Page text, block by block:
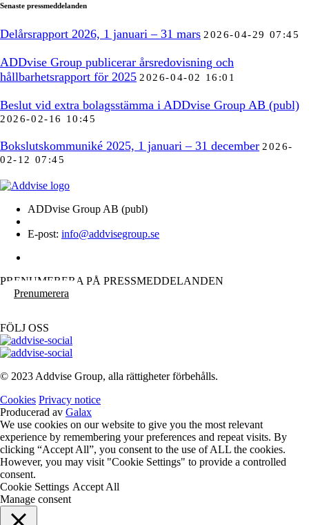
Senaste pressmeddelanden
Delårsrapport 2026, 1 januari – 31 mars 2026-04-29 07:45
ADDvise Group publicerar årsredovisning och
hållbarhetsrapport för 2025 2026-04-02 16:01
Beslut vid extra bolagsstämma i ADDvise Group AB (publ)
2026-02-16 10:45
Bokslutskommuniké 2025, 1 januari – 31 december 2026-
02-12 07:45
ADDvise Group AB (publ)
E-post: info@addvisegroup.se
PRENUMERERA PÅ PRESSMEDDELANDEN
Prenumerera
FÖLJ OSS
© 2023 Addvise Group, alla rättigheter förbehålls.
Cookies Privacy notice
Producerad av Galax
We use cookies on our website to give you the most relevant
experience by remembering your preferences and repeat visits. By
clicking “Accept All”, you consent to the use of ALL the cookies.
However, you may visit "Cookie Settings" to provide a controlled
consent.
Cookie Settings Accept All
Manage consent